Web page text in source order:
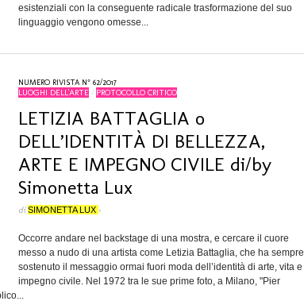
esistenziali con la conseguente radicale trasformazione del suo
linguaggio vengono omesse...
NUMERO RIVISTA N° 62/2017
LUOGHI DELL'ARTE/ PROTOCOLLO CRITICO
LETIZIA BATTAGLIA o
DELL’IDENTITÀ DI BELLEZZA,
ARTE E IMPEGNO CIVILE di/by
Simonetta Lux
diSIMONETTA LUX •
Occorre andare nel backstage di una mostra, e cercare il cuore
messo a nudo di una artista come Letizia Battaglia, che ha sempre
sostenuto il messaggio ormai fuori moda dell’identità di arte, vita e
impegno civile. Nel 1972 tra le sue prime foto, a Milano, "Pier